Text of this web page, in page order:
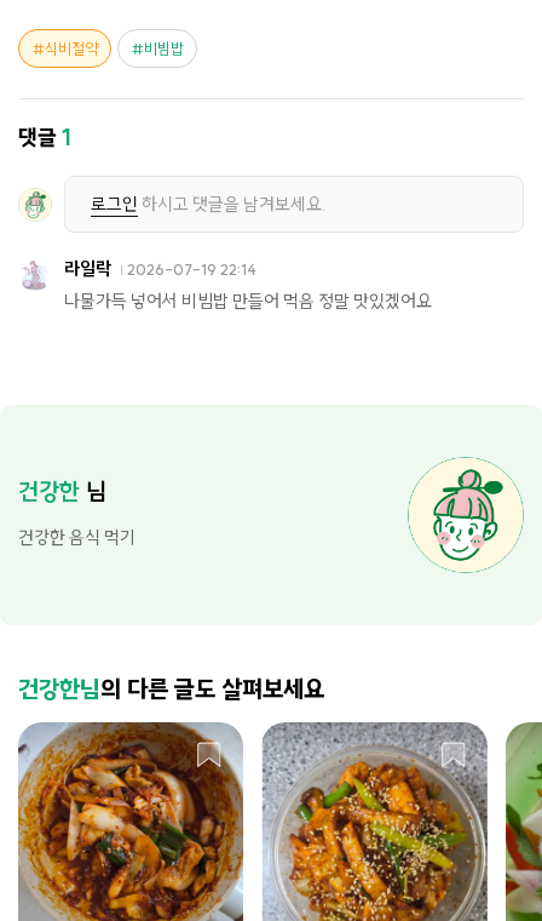
식비절약 비빔밥
댓글1
로그인 하시고 댓글을 남겨보세요.
라일락 2026-07-19 22:14
나물가득 넣어서 비빔밥 만들어 먹음 정말 맛있겠어요
건강한 님
건강한 음식 먹기
건강한님의 다른 글도 살펴보세요